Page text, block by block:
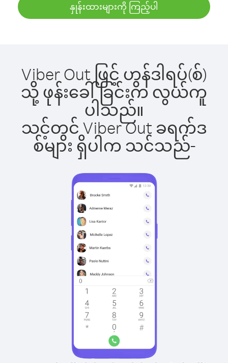
နှုန်းထားများကို ကြည့်ပါ
Viber Out ဖြင့် ဟွန်ဒါရပ်(စ်)
သို့ ဖုန်းခေါ်ခြင်းက လွယ်ကူ
ပါသည်။
သင့်တွင် Viber Out ခရက်ဒ
စ်များ ရှိပါက သင်သည်-